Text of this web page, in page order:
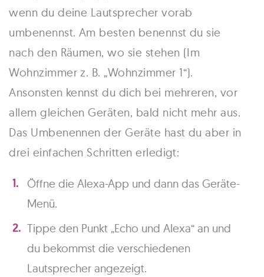
wenn du deine Lautsprecher vorab
umbenennst. Am besten benennst du sie
nach den Räumen, wo sie stehen (Im
Wohnzimmer z. B. „Wohnzimmer 1“).
Ansonsten kennst du dich bei mehreren, vor
allem gleichen Geräten, bald nicht mehr aus.
Das Umbenennen der Geräte hast du aber in
drei einfachen Schritten erledigt:
Öffne die Alexa-App und dann das Geräte-
Menü.
Tippe den Punkt „Echo und Alexa“ an und
du bekommst die verschiedenen
Lautsprecher angezeigt.